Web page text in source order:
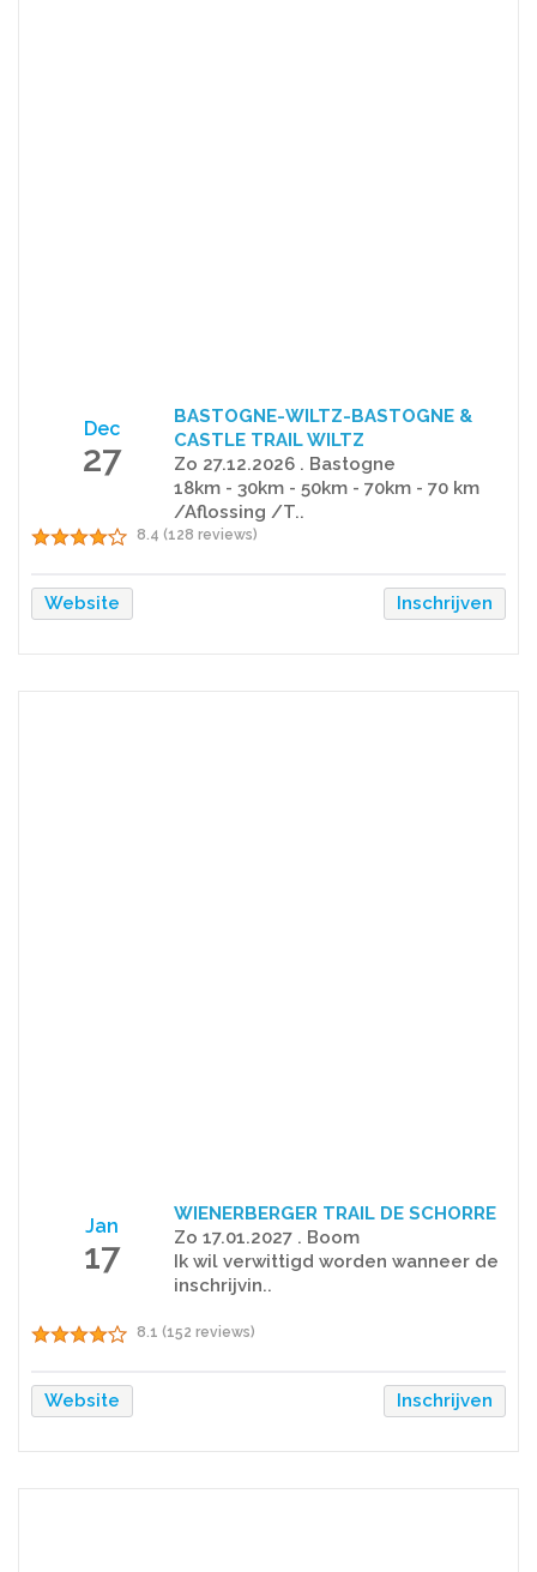
Dec
27
BASTOGNE-WILTZ-BASTOGNE &
CASTLE TRAIL WILTZ
Zo 27.12.2026 . Bastogne
18km - 30km - 50km - 70km - 70 km
/Aflossing /T..
8.4 (128 reviews)
Website Inschrijven
Jan
17
WIENERBERGER TRAIL DE SCHORRE
Zo 17.01.2027 . Boom
Ik wil verwittigd worden wanneer de
inschrijvin..
8.1 (152 reviews)
Website Inschrijven